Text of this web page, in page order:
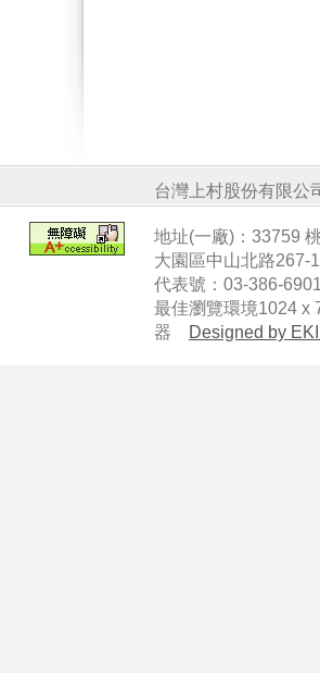
台灣上村股份有
地址(一廠)：33759
大園區中山北路267-
代表號：03-386-
最佳瀏覽環境1024 x
器 Designed by